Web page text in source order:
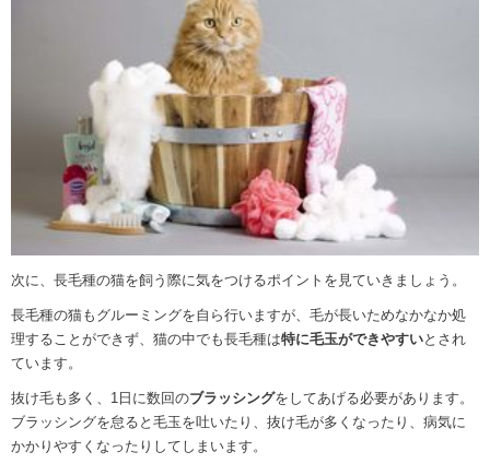
次に、長毛種の猫を飼う際に気をつけるポイントを見ていきましょう。
長毛種の猫もグルーミングを自ら行いますが、毛が長いためなかなか処
理することができず、猫の中でも長毛種は特に毛玉ができやすいとされ
ています。
抜け毛も多く、1日に数回のブラッシングをしてあげる必要があります。
ブラッシングを怠ると毛玉を吐いたり、抜け毛が多くなったり、病気に
かかりやすくなったりしてしまいます。